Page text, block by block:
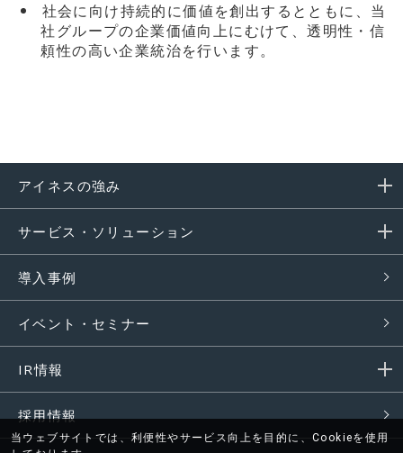
社会に向け持続的に価値を創出するとともに、当
社グループの企業価値向上にむけて、透明性・信
頼性の⾼い企業統治を行います。
アイネスの強み
サービス・ソリューション
導入事例
イベント・セミナー
IR情報
採用情報
当ウェブサイトでは、利便性やサービス向上を目的に、Cookieを使用